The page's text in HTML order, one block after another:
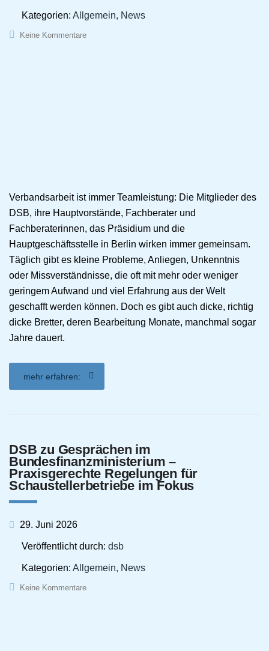
Kategorien: Allgemein, News
Keine Kommentare
Verbandsarbeit ist immer Teamleistung: Die Mitglieder des
DSB, ihre Hauptvorstände, Fachberater und
Fachberaterinnen, das Präsidium und die
Hauptgeschäftsstelle in Berlin wirken immer gemeinsam.
Täglich gibt es kleine Probleme, Anliegen, Unkenntnis
oder Missverständnisse, die oft mit mehr oder weniger
geringem Aufwand und viel Erfahrung aus der Welt
geschafft werden können. Doch es gibt auch dicke, richtig
dicke Bretter, deren Bearbeitung Monate, manchmal sogar
Jahre dauert.
mehr erfahren:
DSB zu Gesprächen im
Bundesfinanzministerium –
Praxisgerechte Regelungen für
Schaustellerbetriebe im Fokus
29. Juni 2026
Veröffentlicht durch: dsb
Kategorien: Allgemein, News
Keine Kommentare